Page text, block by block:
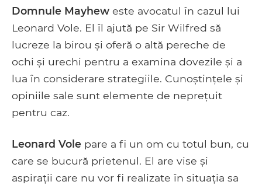
Domnule Mayhew este avocatul în cazul lui
Leonard Vole. El îl ajută pe Sir Wilfred să
lucreze la birou și oferă o altă pereche de
ochi și urechi pentru a examina dovezile și a
lua în considerare strategiile. Cunoștințele și
opiniile sale sunt elemente de neprețuit
pentru caz.
Leonard Vole pare a fi un om cu totul bun, cu
care se bucură prietenul. El are vise și
aspirații care nu vor fi realizate în situația sa